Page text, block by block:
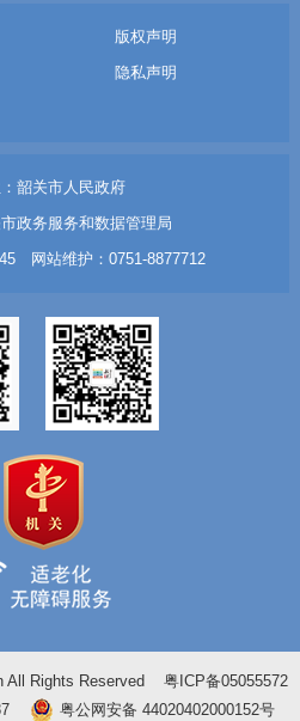
版权声明
隐私声明
韶关市人民政府
政务服务和数据管理局
网站维护：0751-8877712
All Rights Reserved粤ICP备05055572
粤公网安备 44020402000152号